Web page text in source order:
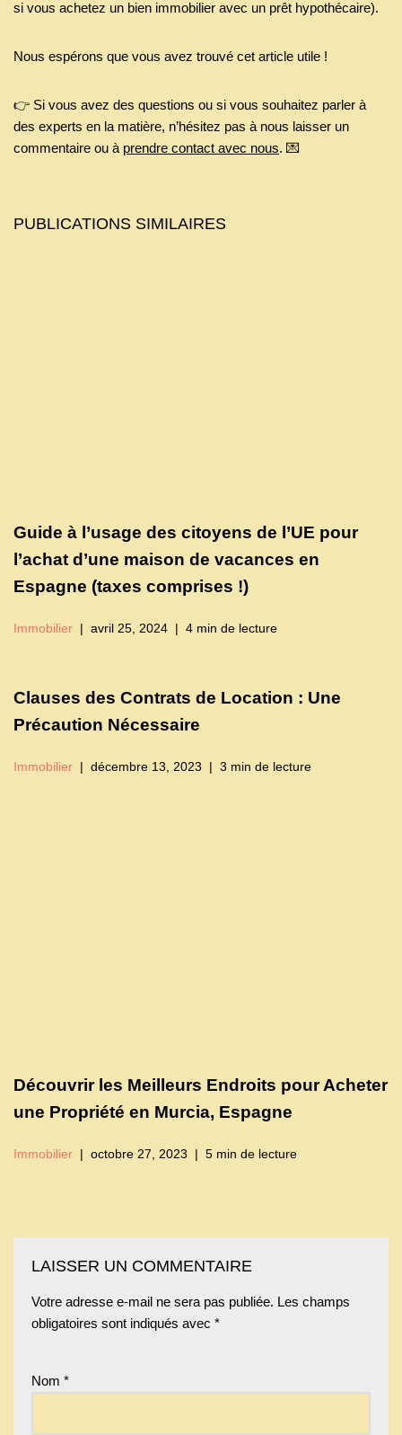
si vous achetez un bien immobilier avec un prêt hypothécaire).
Nous espérons que vous avez trouvé cet article utile !
👉 Si vous avez des questions ou si vous souhaitez parler à
des experts en la matière, n’hésitez pas à nous laisser un
commentaire ou à prendre contact avec nous. 💌
PUBLICATIONS SIMILAIRES
Guide à l’usage des citoyens de l’UE pour
l’achat d’une maison de vacances en
Espagne (taxes comprises !)
Immobilier avril 25, 2024 4 min de lecture
Clauses des Contrats de Location : Une
Précaution Nécessaire
Immobilier décembre 13, 2023 3 min de lecture
Découvrir les Meilleurs Endroits pour Acheter
une Propriété en Murcia, Espagne
Immobilier octobre 27, 2023 5 min de lecture
LAISSER UN COMMENTAIRE
Votre adresse e-mail ne sera pas publiée. Les champs
obligatoires sont indiqués avec *
Nom *